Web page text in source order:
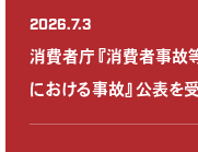
2026.7.3
消費者庁『消費者事故
における事故』公表を